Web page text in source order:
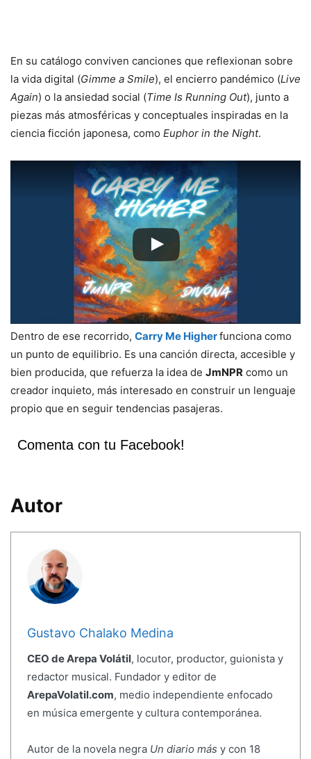
En su catálogo conviven canciones que reflexionan sobre
la vida digital (Gimme a Smile), el encierro pandémico (Live
Again) o la ansiedad social (Time Is Running Out), junto a
piezas más atmosféricas y conceptuales inspiradas en la
ciencia ficción japonesa, como Euphor in the Night.
Dentro de ese recorrido, Carry Me Higherfunciona como
un punto de equilibrio. Es una canción directa, accesible y
bien producida, que refuerza la idea de JmNPR como un
creador inquieto, más interesado en construir un lenguaje
propio que en seguir tendencias pasajeras.
Comenta con tu Facebook!
Autor
Gustavo Chalako Medina
CEO de Arepa Volátil, locutor, productor, guionista y
redactor musical. Fundador y editor de
ArepaVolatil.com, medio independiente enfocado
en música emergente y cultura contemporánea.
Autor de la novela negra Un diario más y con 18